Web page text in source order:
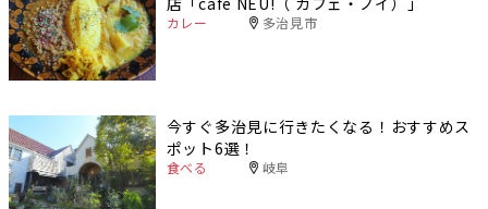
カレー 多治見市
今すぐ多治見に行きたくなる！おすすめス
ポット6選！
食べる 岐阜